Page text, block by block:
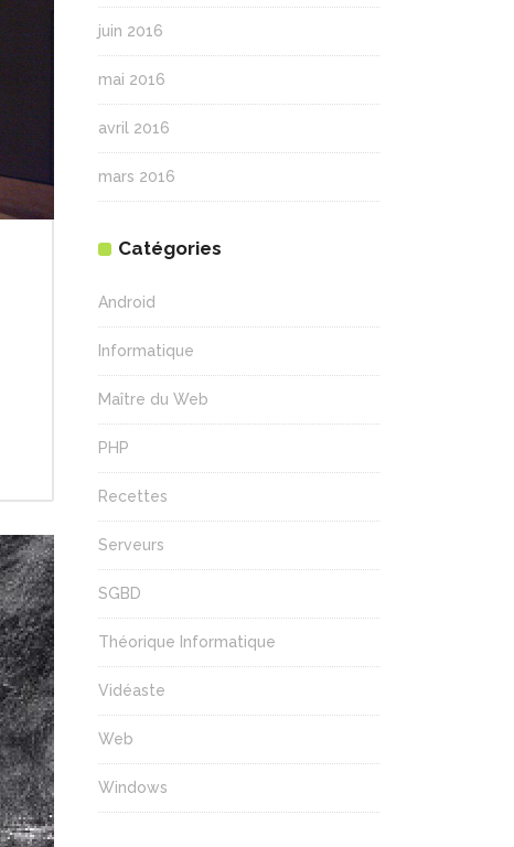
juin 2016
mai 2016
avril 2016
mars 2016
Catégories
Android
Informatique
Maître du Web
PHP
Recettes
Serveurs
SGBD
Théorique Informatique
Vidéaste
Web
Windows